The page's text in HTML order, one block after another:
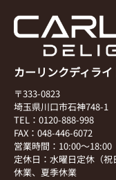
カーリンクディラ
〒333-0823
埼玉県川口市石神748-1
TEL：0120-888-998
FAX：048-446-6072
営業時間：10:00～18:00
定休日：水曜日定休（
休業、夏季休業